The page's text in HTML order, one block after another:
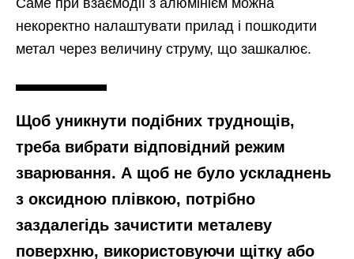
некоректно налаштувати прилад і пошкодити
метал через величину струму, що зашкалює.
Щоб уникнути подібних труднощів,
треба вибрати відповідний режим
зварювання. А щоб не було ускладнень
з оксидною плівкою, потрібно
заздалегідь зачистити металеву
поверхню, використовуючи щітку або